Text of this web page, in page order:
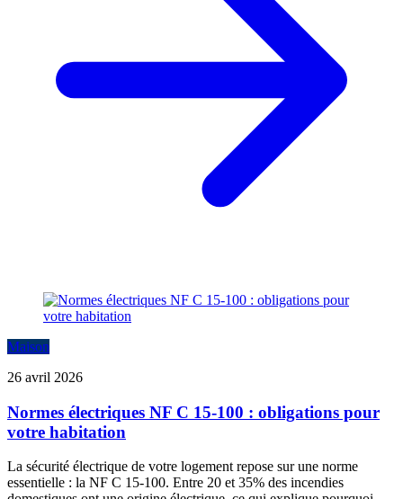
Maison
26 avril 2026
Normes électriques NF C 15-100 : obligations pour
votre habitation
La sécurité électrique de votre logement repose sur une norme
essentielle : la NF C 15-100. Entre 20 et 35% des incendies